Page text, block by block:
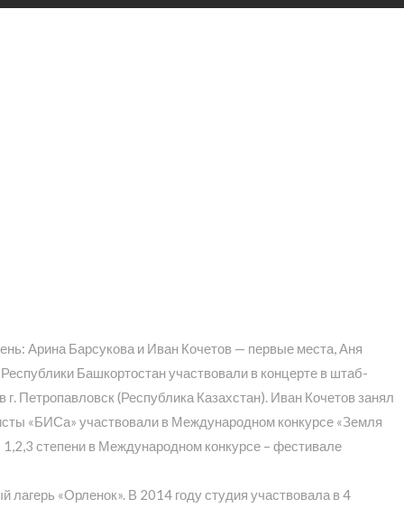
Арина Барсукова и Иван Кочетов — первые места, Аня
Башкортостан участвовали в концерте в штаб-
Петропавловск (Республика Казахстан). Иван Кочетов занял
«БИСа» участвовали в Международном конкурсе «Земля
1,2,3 степени в Международном конкурсе – фестивале
«Орленок». В 2014 году студия участвовала в 4